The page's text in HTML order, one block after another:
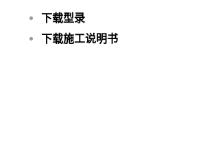
下载型录
下载施工说明书